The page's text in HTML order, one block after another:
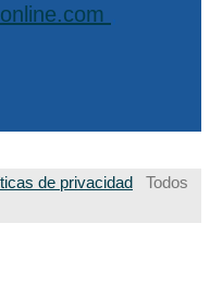
de privacidad Todos